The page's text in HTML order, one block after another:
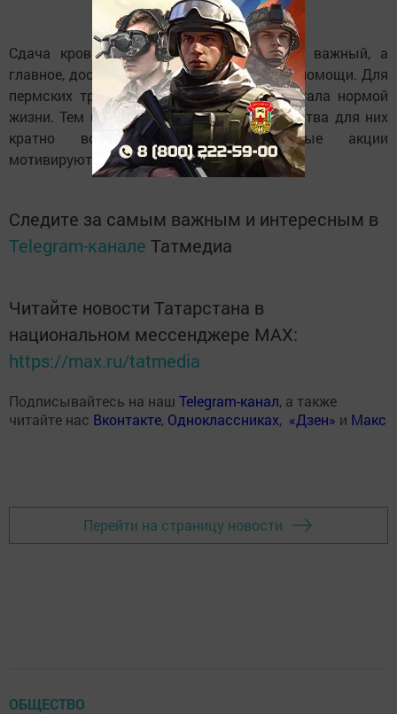
Сдача крови и ее компонентов – очень важный, а
главное, доступный многим вид оказания помощи. Для
пермских трубопроводчиков она давно стала нормой
жизни. Тем более, что доступность донорства для них
кратно возрастает – корпоративные акции
мотивируют, объединяют и воодушевляют.
Следите за самым важным и интересным в
Telegram-канале Татмедиа
Читайте новости Татарстана в
национальном мессенджере MАХ:
https://max.ru/tatmedia
Подписывайтесь на наш Telegram-канал, а также
читайте нас Вконтакте, Одноклассниках, «Дзен» и Макс
Перейти на страницу новости
ОБЩЕСТВО